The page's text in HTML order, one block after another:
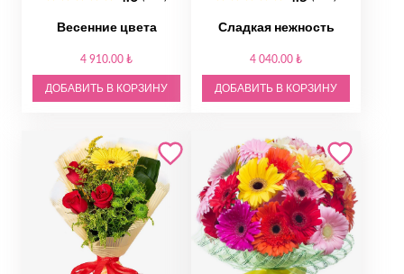
Весенние цвета
4 910.00 ₺
ДОБАВИТЬ В КОРЗИНУ
Сладкая нежность
4 040.00 ₺
ДОБАВИТЬ В КОРЗИНУ